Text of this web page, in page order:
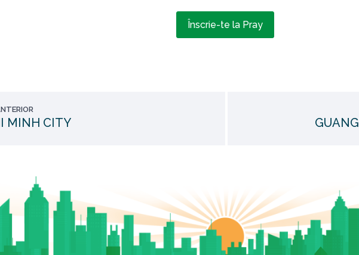
Înscrie-te la Pray
MINH CITY